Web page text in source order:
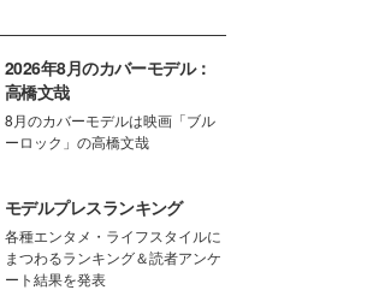
2026年8月のカバーモデル：
高橋文哉
8月のカバーモデルは映画「ブル
ーロック」の高橋文哉
モデルプレスランキング
各種エンタメ・ライフスタイルに
まつわるランキング＆読者アンケ
ート結果を発表